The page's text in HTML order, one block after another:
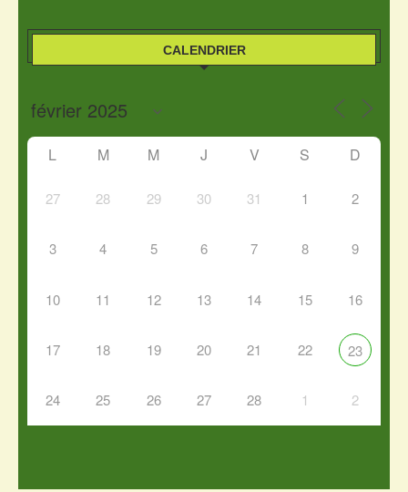
CALENDRIER
L M M J V S D
27 28 29 30 31 1 2
3 4 5 6 7 8 9
10 11 12 13 14 15 16
17 18 19 20 21 22 23
24 25 26 27 28 1 2